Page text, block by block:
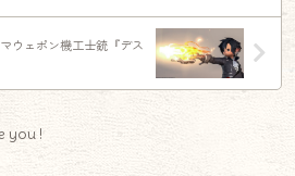
ウェポン機工士銃『デス
you !